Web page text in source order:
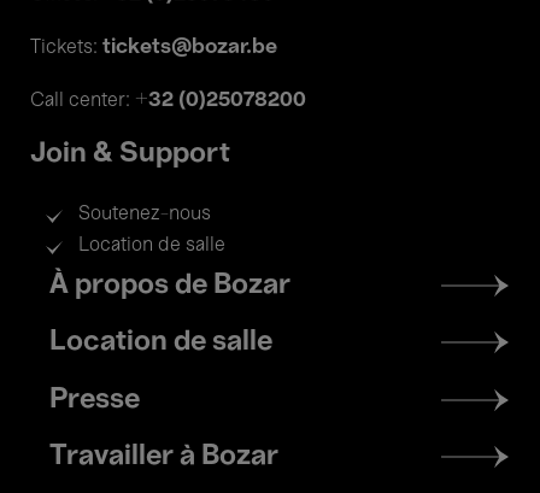
Tickets: tickets@bozar.be
Call center: +32 (0)25078200
Join & Support
Soutenez-nous
Location de salle
Footer
menu
À propos de Bozar
Location de salle
Presse
Travailler à Bozar